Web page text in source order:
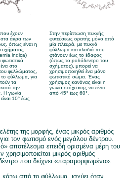
έχουν
στα άκρα των
όπως είναι η
σχήματος
indica)
φωτιστικά
στο
φυλλώματος,
φύλλωμα, για
τα
την
Η γωνία
10° έως
Στην περίπτωση πυκνής
φυτεύσεως ορατής μόνο από
μία πλευρά, με πυκνό
φύλλωμα και κλαδιά που
φτάνουν έως το έδαφος
(όπως το ροδόδεντρο του
σχήματος), μπορεί να
χρησιμοποιηθεί ένα μόνο
φωτιστικό σώμα. Ένας
χρήσιμος κανόνας είναι η
γωνία στόχευσης να είναι
από 45° έως 60°.
της μορφής, ένας μικρός αριθμός
τον φωτισμό ενός μεγάλου δέντρου.
αποτέλεσμα επειδή ορισμένα μέρη του
μικρός αριθμός
που δείχνει «παραμορφωμένο».
κάτω από το φύλλωμα ισχύει όταν